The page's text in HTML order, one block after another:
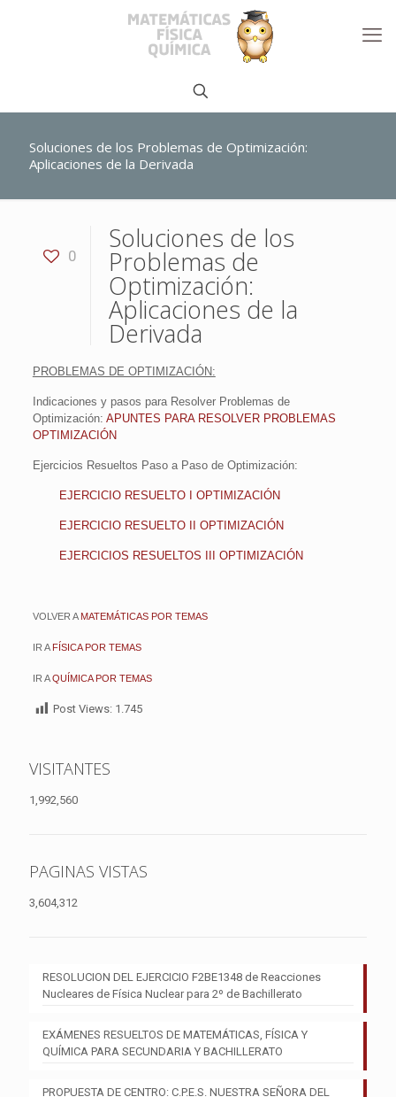
Soluciones de los Problemas de Optimización:
Aplicaciones de la Derivada
0
Soluciones de los
Problemas de
Optimización:
Aplicaciones de la
Derivada
PROBLEMAS DE OPTIMIZACIÓN:
Indicaciones y pasos para Resolver Problemas de
Optimización: APUNTES PARA RESOLVER PROBLEMAS
OPTIMIZACIÓN
Ejercicios Resueltos Paso a Paso de Optimización:
EJERCICIO RESUELTO I OPTIMIZACIÓN
EJERCICIO RESUELTO II OPTIMIZACIÓN
EJERCICIOS RESUELTOS III OPTIMIZACIÓN
VOLVER A MATEMÁTICAS POR TEMAS
IR A FÍSICA POR TEMAS
IR AQUÍMICA POR TEMAS
Post Views: 1.745
VISITANTES
1,992,560
PAGINAS VISTAS
3,604,312
RESOLUCION DEL EJERCICIO F2BE1348 de Reacciones
Nucleares de Física Nuclear para 2º de Bachillerato
EXÁMENES RESUELTOS DE MATEMÁTICAS, FÍSICA Y
QUÍMICA PARA SECUNDARIA Y BACHILLERATO
PROPUESTA DE CENTRO: C.P.E.S. NUESTRA SEÑORA DEL